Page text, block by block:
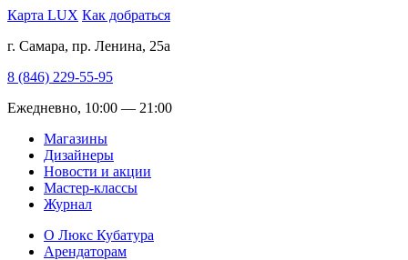
Карта LUX Как добраться
г. Самара, пр. Ленина, 25а
8 (846) 229-55-95
Ежедневно, 10:00 — 21:00
Магазины
Дизайнеры
Новости и акции
Мастер-классы
Журнал
О Люкс Кубатура
Арендаторам